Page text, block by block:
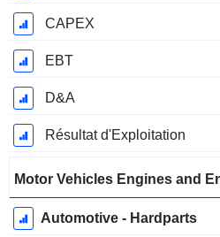
CAPEX
EBT
D&A
Résultat d'Exploitation
Motor Vehicles Engines and
Automotive - Hardparts